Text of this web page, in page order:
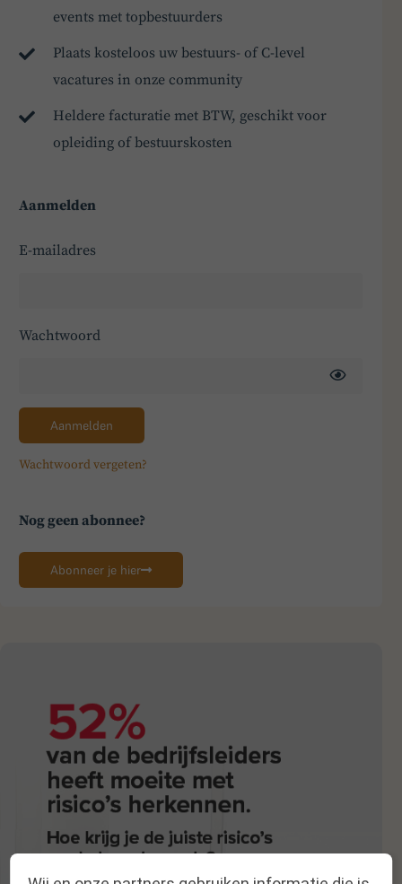
events met topbestuurders
Plaats kosteloos uw bestuurs- of C-level
vacatures in onze community
Heldere facturatie met BTW, geschikt voor
opleiding of bestuurskosten
Aanmelden
E-mailadres
Wachtwoord
Aanmelden
Wachtwoord vergeten?
Nog geen abonnee?
Abonneer je hier